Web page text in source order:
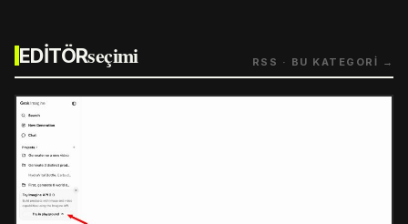
EDİTÖRseçimi RSS · BU KATEGORİ →